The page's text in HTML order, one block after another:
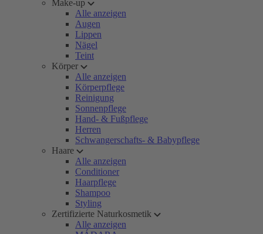
Make-up
Alle anzeigen
Augen
Lippen
Nägel
Teint
Körper
Alle anzeigen
Körperpflege
Reinigung
Sonnenpflege
Hand- & Fußpflege
Herren
Schwangerschafts- & Babypflege
Haare
Alle anzeigen
Conditioner
Haarpflege
Shampoo
Styling
Zertifizierte Naturkosmetik
Alle anzeigen